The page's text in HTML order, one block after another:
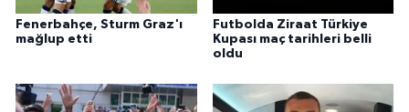
Fenerbahçe, Sturm Graz'ı
mağlup etti
Futbolda Ziraat Türkiye
Kupası maç tarihleri belli
oldu